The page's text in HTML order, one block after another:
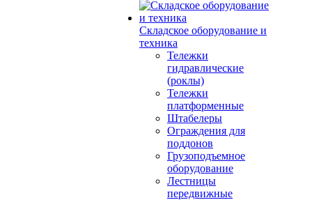
Складское оборудование и
техника
Тележки
гидравлические
(роклы)
Тележки
платформенные
Штабелеры
Ограждения для
поддонов
Грузоподъемное
оборудование
Лестницы
передвижные